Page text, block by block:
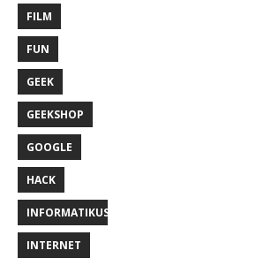
FILM
FUN
GEEK
GEEKSHOP
GOOGLE
HACK
INFORMATIKUS
INTERNET